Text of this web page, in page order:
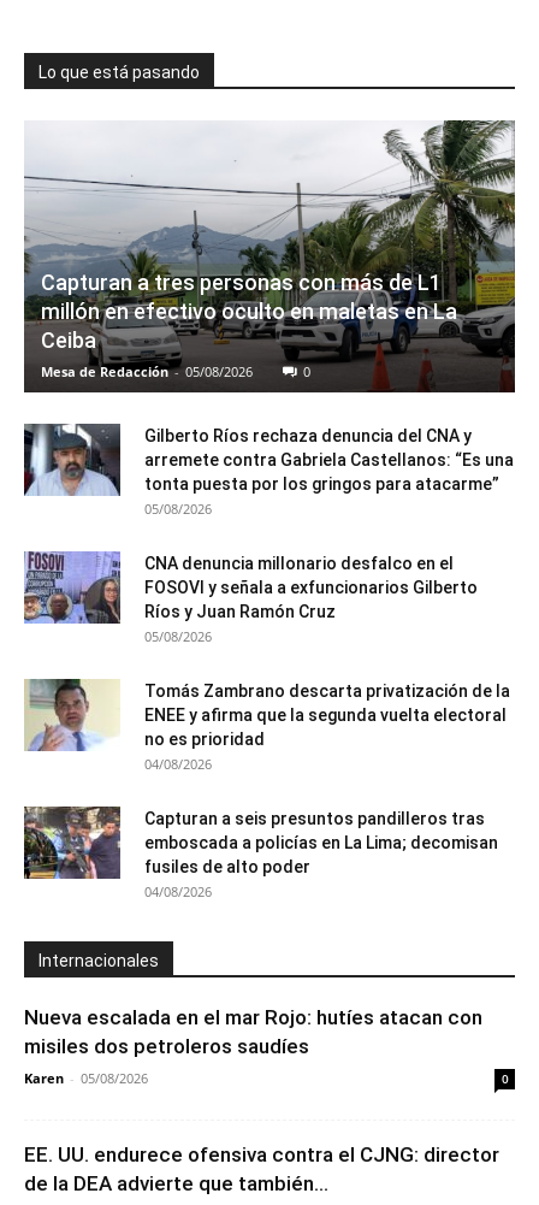
Lo que está pasando
Capturan a tres personas con más de L1
millón en efectivo oculto en maletas en La
Ceiba
Mesa de Redacción - 05/08/2026 0
Gilberto Ríos rechaza denuncia del CNA y
arremete contra Gabriela Castellanos: “Es una
tonta puesta por los gringos para atacarme”
05/08/2026
CNA denuncia millonario desfalco en el
FOSOVI y señala a exfuncionarios Gilberto
Ríos y Juan Ramón Cruz
05/08/2026
Tomás Zambrano descarta privatización de la
ENEE y afirma que la segunda vuelta electoral
no es prioridad
04/08/2026
Capturan a seis presuntos pandilleros tras
emboscada a policías en La Lima; decomisan
fusiles de alto poder
04/08/2026
Internacionales
Nueva escalada en el mar Rojo: hutíes atacan con
misiles dos petroleros saudíes
Karen - 05/08/2026 0
EE. UU. endurece ofensiva contra el CJNG: director
de la DEA advierte que también...